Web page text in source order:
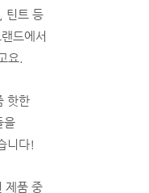
틴트 등
드에서
요.
핫한
을
니다!
제품 중